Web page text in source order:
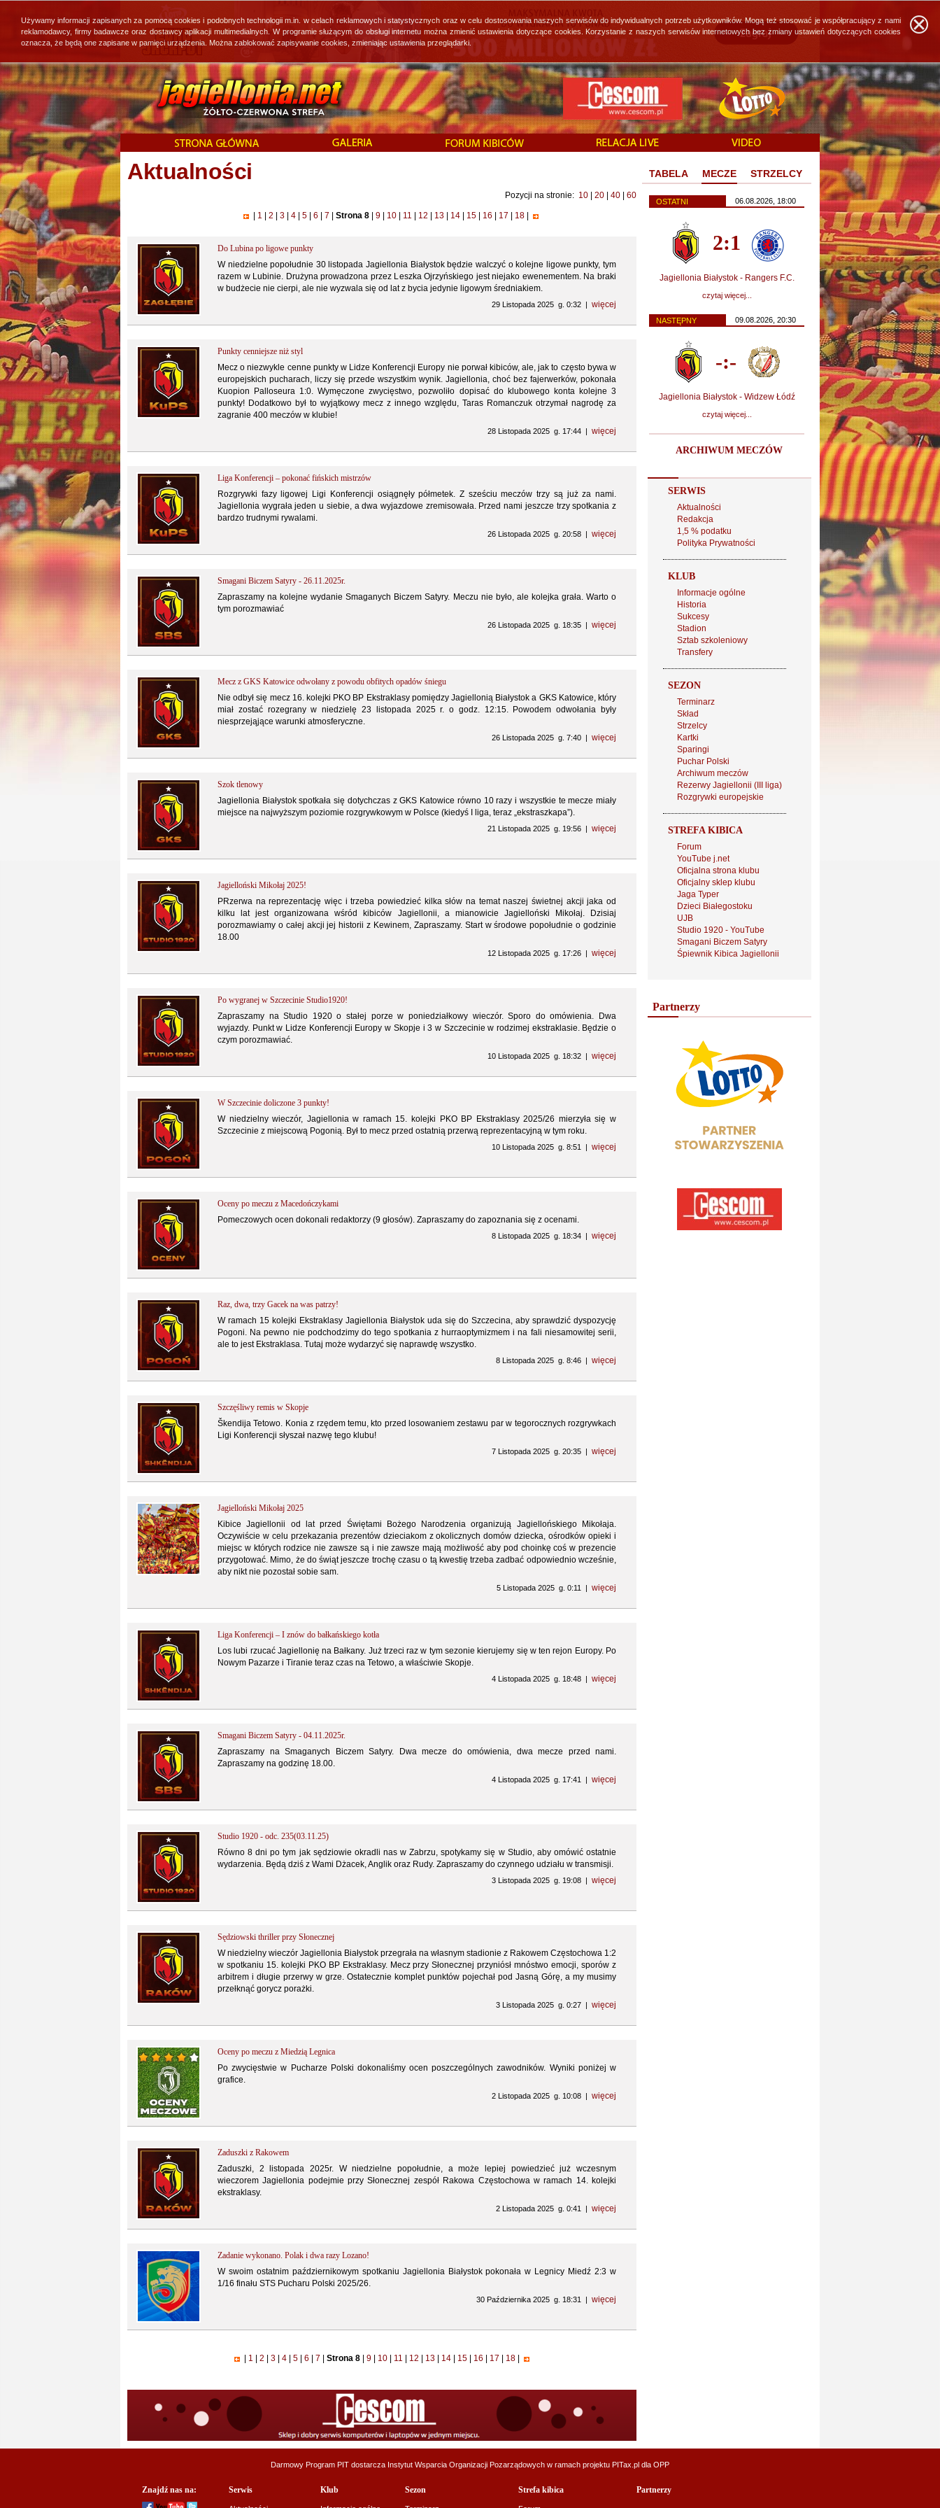
Aktualności
Pozycji na stronie: 10 20 40 60
| 1 2 3 4 5 6 7 Strona 8| 9 10 11 12 13 14 15 16 17 18
Do Lubina po ligowe punkty
W niedzielne popołudnie 30 listopada Jagiellonia Białystok będzie walczyć o kolejne ligowe punkty, tym
razem w Lubinie. Drużyna prowadzona przez Leszka Ojrzyńskiego jest niejako ewenementem. Na braki
w budżecie nie cierpi, ale nie wyzwala się od lat z bycia jedynie ligowym średniakiem.
29 Listopada 2025 g. 0:32 | więcej
Punkty cenniejsze niż styl
Mecz o niezwykle cenne punkty w Lidze Konferencji Europy nie porwał kibiców, ale, jak to często bywa w
europejskich pucharach, liczy się przede wszystkim wynik. Jagiellonia, choć bez fajerwerków, pokonała
Kuopion Palloseura 1:0. Wymęczone zwycięstwo, pozwoliło dopisać do klubowego konta kolejne 3
punkty! Dodatkowo był to wyjątkowy mecz z innego względu, Taras Romanczuk otrzymał nagrodę za
zagranie 400 meczów w klubie!
28 Listopada 2025 g. 17:44 | więcej
Liga Konferencji – pokonać fińskich mistrzów
Rozgrywki fazy ligowej Ligi Konferencji osiągnęły półmetek. Z sześciu meczów trzy są już za nami.
Jagiellonia wygrała jeden u siebie, a dwa wyjazdowe zremisowała. Przed nami jeszcze trzy spotkania z
bardzo trudnymi rywalami.
26 Listopada 2025 g. 20:58 | więcej
Smagani Biczem Satyry - 26.11.2025r.
Zapraszamy na kolejne wydanie Smaganych Biczem Satyry. Meczu nie było, ale kolejka grała. Warto o
tym porozmawiać
26 Listopada 2025 g. 18:35 | więcej
Mecz z GKS Katowice odwołany z powodu obfitych opadów śniegu
Nie odbył się mecz 16. kolejki PKO BP Ekstraklasy pomiędzy Jagiellonią Białystok a GKS Katowice, który
miał zostać rozegrany w niedzielę 23 listopada 2025 r. o godz. 12:15. Powodem odwołania były
niesprzejąjące warunki atmosferyczne.
26 Listopada 2025 g. 7:40 | więcej
Szok tlenowy
Jagiellonia Białystok spotkała się dotychczas z GKS Katowice równo 10 razy i wszystkie te mecze miały
miejsce na najwyższym poziomie rozgrywkowym w Polsce (kiedyś I liga, teraz „ekstraszkapa”).
21 Listopada 2025 g. 19:56 | więcej
Jagielloński Mikołaj 2025!
PRzerwa na reprezentację więc i trzeba powiedzieć kilka słów na temat naszej świetnej akcji jaka od
kilku lat jest organizowana wśród kibiców Jagiellonii, a mianowicie Jagielloński Mikołaj. Dzisiaj
porozmawiamy o całej akcji jej historii z Kewinem, Zapraszamy. Start w środowe popołudnie o godzinie
18.00
12 Listopada 2025 g. 17:26 | więcej
Po wygranej w Szczecinie Studio1920!
Zapraszamy na Studio 1920 o stałej porze w poniedziałkowy wieczór. Sporo do omówienia. Dwa
wyjazdy. Punkt w Lidze Konferencji Europy w Skopje i 3 w Szczecinie w rodzimej ekstraklasie. Będzie o
czym porozmawiać.
10 Listopada 2025 g. 18:32 | więcej
W Szczecinie doliczone 3 punkty!
W niedzielny wieczór, Jagiellonia w ramach 15. kolejki PKO BP Ekstraklasy 2025/26 mierzyła się w
Szczecinie z miejscową Pogonią. Był to mecz przed ostatnią przerwą reprezentacyjną w tym roku.
10 Listopada 2025 g. 8:51 | więcej
Oceny po meczu z Macedończykami
Pomeczowych ocen dokonali redaktorzy (9 głosów). Zapraszamy do zapoznania się z ocenami.
8 Listopada 2025 g. 18:34 | więcej
Raz, dwa, trzy Gacek na was patrzy!
W ramach 15 kolejki Ekstraklasy Jagiellonia Białystok uda się do Szczecina, aby sprawdzić dyspozycję
Pogoni. Na pewno nie podchodzimy do tego spotkania z hurraoptymizmem i na fali niesamowitej serii,
ale to jest Ekstraklasa. Tutaj może wydarzyć się naprawdę wszystko.
8 Listopada 2025 g. 8:46 | więcej
Szczęśliwy remis w Skopje
Škendija Tetowo. Konia z rzędem temu, kto przed losowaniem zestawu par w tegorocznych rozgrywkach
Ligi Konferencji słyszał nazwę tego klubu!
7 Listopada 2025 g. 20:35 | więcej
Jagielloński Mikołaj 2025
Kibice Jagiellonii od lat przed Świętami Bożego Narodzenia organizują Jagiellońskiego Mikołaja.
Oczywiście w celu przekazania prezentów dzieciakom z okolicznych domów dziecka, ośrodków opieki i
miejsc w których rodzice nie zawsze są i nie zawsze mają możliwość aby pod choinkę coś w prezencie
przygotować. Mimo, że do świąt jeszcze trochę czasu o tą kwestię trzeba zadbać odpowiednio wcześnie,
aby nikt nie pozostał sobie sam.
5 Listopada 2025 g. 0:11 | więcej
Liga Konferencji – I znów do bałkańskiego kotła
Los lubi rzucać Jagiellonię na Bałkany. Już trzeci raz w tym sezonie kierujemy się w ten rejon Europy. Po
Nowym Pazarze i Tiranie teraz czas na Tetowo, a właściwie Skopje.
4 Listopada 2025 g. 18:48 | więcej
Smagani Biczem Satyry - 04.11.2025r.
Zapraszamy na Smaganych Biczem Satyry. Dwa mecze do omówienia, dwa mecze przed nami.
Zapraszamy na godzinę 18.00.
4 Listopada 2025 g. 17:41 | więcej
Studio 1920 - odc. 235(03.11.25)
Równo 8 dni po tym jak sędziowie okradli nas w Zabrzu, spotykamy się w Studio, aby omówić ostatnie
wydarzenia. Będą dziś z Wami Dżacek, Anglik oraz Rudy. Zapraszamy do czynnego udziału w transmisji.
3 Listopada 2025 g. 19:08 | więcej
Sędziowski thriller przy Słonecznej
W niedzielny wieczór Jagiellonia Białystok przegrała na własnym stadionie z Rakowem Częstochowa 1:2
w spotkaniu 15. kolejki PKO BP Ekstraklasy. Mecz przy Słonecznej przyniósł mnóstwo emocji, sporów z
arbitrem i długie przerwy w grze. Ostatecznie komplet punktów pojechał pod Jasną Górę, a my musimy
przełknąć gorycz porażki.
3 Listopada 2025 g. 0:27 | więcej
Oceny po meczu z Miedzią Legnica
Po zwycięstwie w Pucharze Polski dokonaliśmy ocen poszczególnych zawodników. Wyniki poniżej w
grafice.
2 Listopada 2025 g. 10:08 | więcej
Zaduszki z Rakowem
Zaduszki, 2 listopada 2025r. W niedzielne popołudnie, a może lepiej powiedzieć już wczesnym
wieczorem Jagiellonia podejmie przy Słonecznej zespół Rakowa Częstochowa w ramach 14. kolejki
ekstraklasy.
2 Listopada 2025 g. 0:41 | więcej
Zadanie wykonano. Polak i dwa razy Lozano!
W swoim ostatnim październikowym spotkaniu Jagiellonia Białystok pokonała w Legnicy Miedź 2:3 w
1/16 finału STS Pucharu Polski 2025/26.
30 Października 2025 g. 18:31 | więcej
1 2 3 4 5 6 7 Strona 8 9 10 11 12 13 14 15 16 17 18
TABELA MECZE STRZELCY
OSTATNI 06.08.2026, 18:00
2:1
Jagiellonia Białystok - Rangers F.C.
czytaj więcej...
NASTĘPNY 09.08.2026, 20:30
-:-
Jagiellonia Białystok - Widzew Łódź
czytaj więcej...
ARCHIWUM MECZÓW
SERWIS
Aktualności
Redakcja
1,5 % podatku
Polityka Prywatności
KLUB
Informacje ogólne
Historia
Sukcesy
Stadion
Sztab szkoleniowy
Transfery
SEZON
Terminarz
Skład
Strzelcy
Kartki
Sparingi
Puchar Polski
Archiwum meczów
Rezerwy Jagiellonii (III liga)
Rozgrywki europejskie
STREFA KIBICA
Forum
YouTube j.net
Oficjalna strona klubu
Oficjalny sklep klubu
Jaga Typer
Dzieci Białegostoku
UJB
Studio 1920 - YouTube
Smagani Biczem Satyry
Śpiewnik Kibica Jagiellonii
Partnerzy
Darmowy Program PIT dostarcza Instytut Wsparcia Organizacji Pozarządowych w ramach projektu PITax.pl dla OPP
Znajdź nas na: Serwis Klub Sezon Strefa kibica Partnerzy
Używamy informacji zapisanych za pomocą cookies i podobnych technologii m.in. w celach reklamowych i statystycznych oraz w celu dostosowania naszych serwisów do indywidualnych potrzeb użytkowników. Mogą też stosować je współpracujący z nami
reklamodawcy, firmy badawcze oraz dostawcy aplikacji multimedialnych. W programie służącym do obsługi internetu można zmienić ustawienia dotyczące cookies. Korzystanie z naszych serwisów internetowych bez zmiany ustawień dotyczących cookies
oznacza, że będą one zapisane w pamięci urządzenia. Można zablokować zapisywanie cookies, zmieniając ustawienia przeglądarki.